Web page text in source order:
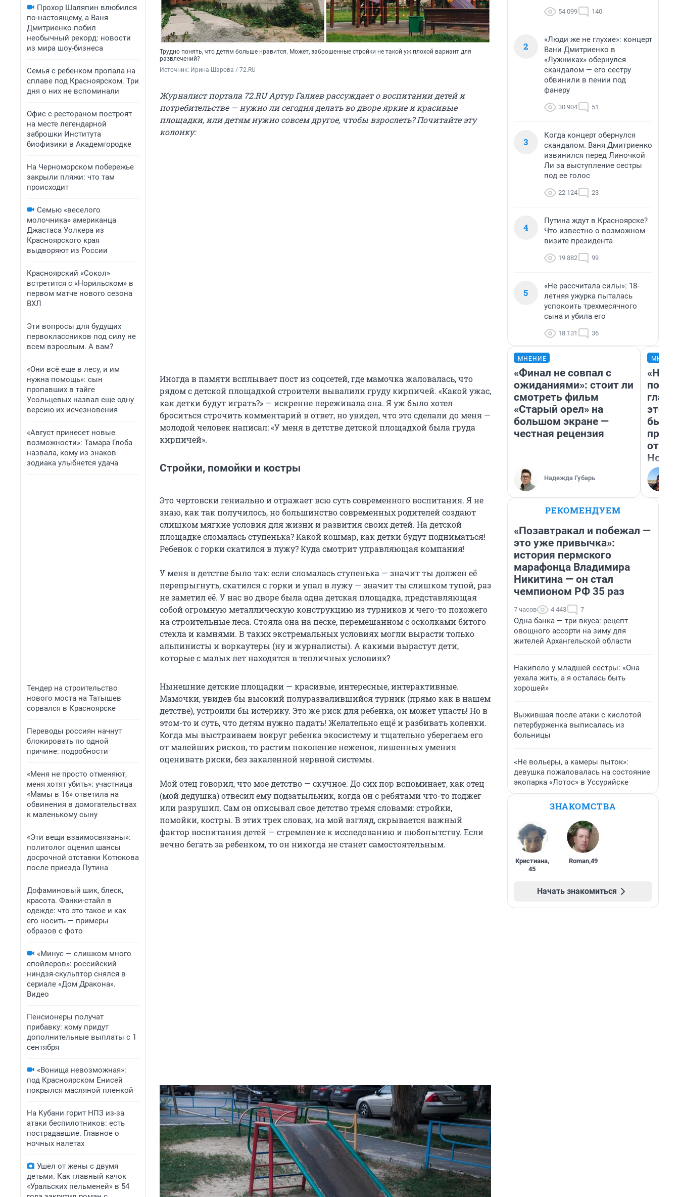
Прохор Шаляпин влюбился
по-настоящему, а Ваня
Дмитриенко побил
необычный рекорд: новости
из мира шоу-бизнеса
Семья с ребенком пропала на
сплаве под Красноярском. Три
дня о них не вспоминали
Офис с рестораном построят
на месте легендарной
заброшки Института
биофизики в Академгородке
На Черноморском побережье
закрыли пляжи: что там
происходит
Семью «веселого
молочника» американца
Джастаса Уолкера из
Красноярского края
выдворяют из России
Красноярский «Сокол»
встретится с «Норильском» в
первом матче нового сезона
ВХЛ
Эти вопросы для будущих
первоклассников под силу не
всем взрослым. А вам?
«Они всё еще в лесу, и им
нужна помощь»: сын
пропавших в тайге
Усольцевых назвал еще одну
версию их исчезновения
«Август принесет новые
возможности»: Тамара Глоба
назвала, кому из знаков
зодиака улыбнется удача
Тендер на строительство
нового моста на Татышев
сорвался в Красноярске
Переводы россиян начнут
блокировать по одной
причине: подробности
«Меня не просто отменяют,
меня хотят убить»: участница
«Мамы в 16» ответила на
обвинения в домогательствах
к маленькому сыну
«Эти вещи взаимосвязаны»:
политолог оценил шансы
досрочной отставки Котюкова
после приезда Путина
Дофаминовый шик, блеск,
красота. Фанки-стайл в
одежде: что это такое и как
его носить — примеры
образов с фото
«Минус — слишком много
спойлеров»: российский
ниндзя-скульптор снялся в
сериале «Дом Дракона».
Видео
Пенсионеры получат
прибавку: кому придут
дополнительные выплаты с 1
сентября
«Вонища невозможная»:
под Красноярском Енисей
покрылся масляной пленкой
На Кубани горит НПЗ из-за
атаки беспилотников: есть
пострадавшие. Главное о
ночных налетах
Ушел от жены с двумя
детьми. Как главный качок
«Уральских пельменей» в 54
Трудно понять, что детям больше нравится. Может, заброшенные стройки не такой уж плохой вариант для
развлечений?
Источник: Ирина Шарова / 72.RU
Журналист портала 72.RU Артур Галиев рассуждает о воспитании детей и
потребительстве — нужно ли сегодня делать во дворе яркие и красивые
площадки, или детям нужно совсем другое, чтобы взрослеть? Почитайте эту
колонку:
Иногда в памяти всплывает пост из соцсетей, где мамочка жаловалась, что
рядом с детской площадкой строители вывалили груду кирпичей. «Какой ужас,
как детки будут играть?» — искренне переживала она. Я уж было хотел
броситься строчить комментарий в ответ, но увидел, что это сделали до меня —
молодой человек написал: «У меня в детстве детской площадкой была груда
кирпичей».
Стройки, помойки и костры
Это чертовски гениально и отражает всю суть современного воспитания. Я не
знаю, как так получилось, но большинство современных родителей создают
слишком мягкие условия для жизни и развития своих детей. На детской
площадке сломалась ступенька? Какой кошмар, как детки будут подниматься!
Ребенок с горки скатился в лужу? Куда смотрит управляющая компания!
У меня в детстве было так: если сломалась ступенька — значит ты должен её
перепрыгнуть, скатился с горки и упал в лужу — значит ты слишком тупой, раз
не заметил её. У нас во дворе была одна детская площадка, представляющая
собой огромную металлическую конструкцию из турников и чего-то похожего
на строительные леса. Стояла она на песке, перемешанном с осколками битого
стекла и камнями. В таких экстремальных условиях могли вырасти только
альпинисты и воркаутеры (ну и журналисты). А какими вырастут дети,
которые с малых лет находятся в тепличных условиях?
Нынешние детские площадки — красивые, интересные, интерактивные.
Мамочки, увидев бы высокий полуразвалившийся турник (прямо как в нашем
детстве), устроили бы истерику. Это же риск для ребенка, он может упасть! Но в
этом-то и суть, что детям нужно падать! Желательно ещё и разбивать коленки.
Когда мы выстраиваем вокруг ребенка экосистему и тщательно уберегаем его
от малейших рисков, то растим поколение неженок, лишенных умения
оценивать риски, без закаленной нервной системы.
Мой отец говорил, что мое детство — скучное. До сих пор вспоминает, как отец
(мой дедушка) отвесил ему подзатыльник, когда он с ребятами что-то поджег
или разрушил. Сам он описывал свое детство тремя словами: стройки,
помойки, костры. В этих трех словах, на мой взгляд, скрывается важный
фактор воспитания детей — стремление к исследованию и любопытству. Если
вечно бегать за ребенком, то он никогда не станет самостоятельным.
54 099 140
2
«Люди же не глухие»: концерт
Вани Дмитриенко в
«Лужниках» обернулся
скандалом — его сестру
обвинили в пении под
фанеру
30 904 51
3
Когда концерт обернулся
скандалом. Ваня Дмитриенко
извинился перед Линочкой
Ли за выступление сестры
под ее голос
22 124 23
4
Путина ждут в Красноярске?
Что известно о возможном
визите президента
19 882 99
5
«Не рассчитала силы»: 18-
летняя ужурка пыталась
успокоить трехмесячного
сына и убила его
18 131 36
МНЕНИЕ
«Финал не совпал с
ожиданиями»: стоит ли
смотреть фильм
«Старый орел» на
большом экране —
честная рецензия
Надежда Губарь
этого
бьет
РЕКОМЕНДУЕМ
«Позавтракал и побежал —
это уже привычка»:
история пермского
марафонца Владимира
Никитина — он стал
чемпионом РФ 35 раз
7 часов 4 443 7
Одна банка — три вкуса: рецепт
овощного ассорти на зиму для
жителей Архангельской области
Накипело у младшей сестры: «Она
уехала жить, а я осталась быть
хорошей»
Выжившая после атаки с кислотой
петербурженка выписалась из
больницы
«Не вольеры, а камеры пыток»:
девушка пожаловалась на состояние
экопарка «Лотос» в Уссурийске
ЗНАКОМСТВА
Кристиана,
45
Roman,49
Начать знакомиться